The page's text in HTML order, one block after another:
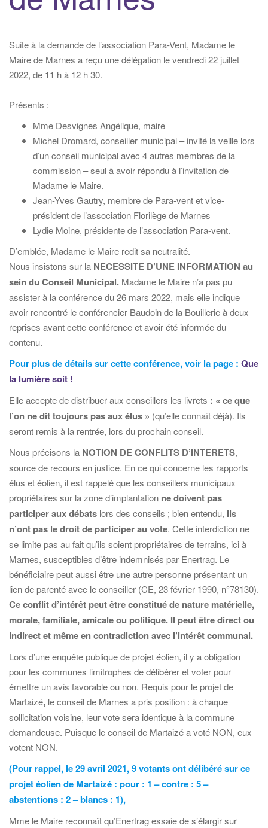
Suite à la demande de l’association Para-Vent, Madame le
Maire de Marnes a reçu une délégation le vendredi 22 juillet
2022, de 11 h à 12 h 30.
Présents :
Mme Desvignes Angélique, maire
Michel Dromard, conseiller municipal – invité la veille lors
d’un conseil municipal avec 4 autres membres de la
commission – seul à avoir répondu à l’invitation de
Madame le Maire.
Jean-Yves Gautry, membre de Para-vent et vice-
président de l’association Florilège de Marnes
Lydie Moine, présidente de l’association Para-vent.
D’emblée, Madame le Maire redit sa neutralité.
Nous insistons sur la NECESSITE D’UNE INFORMATION au
sein du Conseil Municipal. Madame le Maire n’a pas pu
assister à la conférence du 26 mars 2022, mais elle indique
avoir rencontré le conférencier Baudoin de la Bouillerie à deux
reprises avant cette conférence et avoir été informée du
contenu.
Pour plus de détails sur cette conférence, voir la page : Que
la lumière soit !
Elle accepte de distribuer aux conseillers les livrets : « ce que
l’on ne dit toujours pas aux élus » (qu’elle connaît déjà). Ils
seront remis à la rentrée, lors du prochain conseil.
Nous précisons la NOTION DE CONFLITS D’INTERETS,
source de recours en justice. En ce qui concerne les rapports
élus et éolien, il est rappelé que les conseillers municipaux
propriétaires sur la zone d’implantation ne doivent pas
participer aux débats lors des conseils ; bien entendu, ils
n’ont pas le droit de participer au vote. Cette interdiction ne
se limite pas au fait qu’ils soient propriétaires de terrains, ici à
Marnes, susceptibles d’être indemnisés par Enertrag. Le
bénéficiaire peut aussi être une autre personne présentant un
lien de parenté avec le conseiller (CE, 23 février 1990, n°78130).
Ce conflit d’intérêt peut être constitué de nature matérielle,
morale, familiale, amicale ou politique. Il peut être direct ou
indirect et même en contradiction avec l’intérêt communal.
Lors d’une enquête publique de projet éolien, il y a obligation
pour les communes limitrophes de délibérer et voter pour
émettre un avis favorable ou non. Requis pour le projet de
Martaizé, le conseil de Marnes a pris position : à chaque
sollicitation voisine, leur vote sera identique à la commune
demandeuse. Puisque le conseil de Martaizé a voté NON, eux
votent NON.
(Pour rappel, le 29 avril 2021, 9 votants ont délibéré sur ce
projet éolien de Martaizé : pour : 1 – contre : 5 –
abstentions : 2 – blancs : 1),
Mme le Maire reconnaît qu’Enertrag essaie de s’élargir sur